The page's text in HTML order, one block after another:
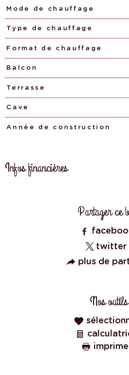
Mode de chauffage
Type de chauffage
Format de chauffage
Balcon
Terrasse
Cave
Année de construction
Infos financières
Partager ce
twitter
plus de
Nos outils